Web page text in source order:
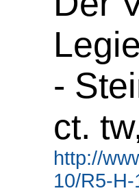
-
ct.
http://
10/R5-